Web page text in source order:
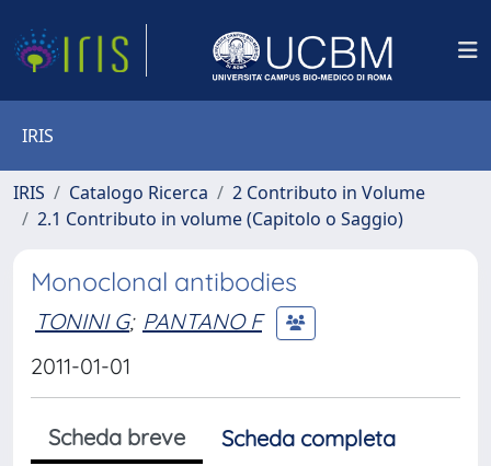
IRIS
IRIS Catalogo Ricerca
2 Contributo in Volume
2.1 Contributo in volume (Capitolo o Saggio)
Monoclonal antibodies
TONINI G; PANTANO F
2011-01-01
Scheda breve
Scheda completa